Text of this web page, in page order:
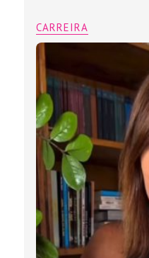
CARREIRA